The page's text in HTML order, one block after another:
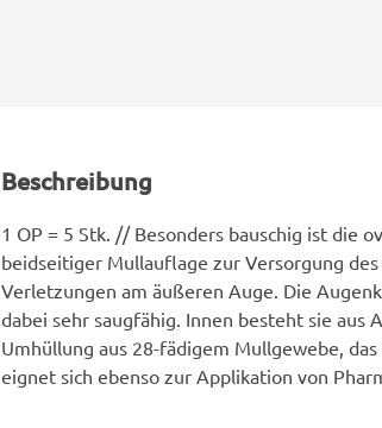
Beschreibung
1 OP = 5 Stk. // Besonders bauschig ist die
beidseitiger Mullauflage zur Versorgung
Verletzungen am äußeren Auge. Die
dabei sehr saugfähig. Innen besteht sie
Umhüllung aus 28-fädigem Mullgewebe,
eignet sich ebenso zur Applikation von